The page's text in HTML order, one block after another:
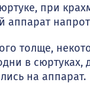
при
аппарат
толще,
в сюртуках,
на аппарат.